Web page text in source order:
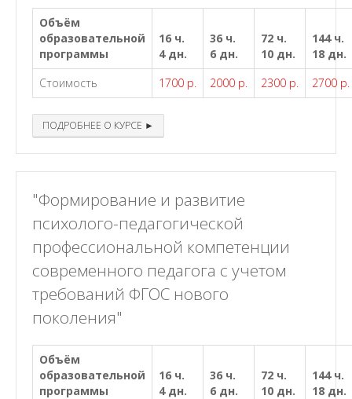
Объём
образовательной
программы
16 ч.
4 дн.
36 ч.
6 дн.
72 ч.
10 дн.
144 ч.
18 дн.
Стоимость
1700 р. 2000 р. 2300 р. 2700 р.
ПОДРОБНЕЕ О КУРСЕ ►
"Формирование и развитие
психолого-педагогической
профессиональной компетенции
современного педагога с учетом
требований ФГОС нового
поколения"
Объём
образовательной
программы
16 ч.
4 дн.
36 ч.
6 дн.
72 ч.
10 дн.
144 ч.
18 дн.